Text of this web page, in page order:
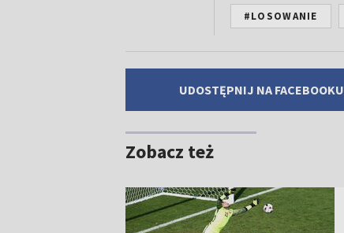
#LOSOWANIE
UDOSTĘPNIJ NA FACEBOOKU
Zobacz też